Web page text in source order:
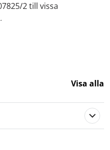
2 till vissa
Visa alla